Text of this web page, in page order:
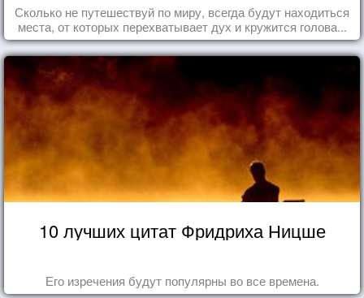
Сколько не путешествуй по миру, всегда будут находиться
места, от которых перехватывает дух и кружится голова...
10 лучших цитат Фридриха Ницше
Его изречения будут популярны во все времена.